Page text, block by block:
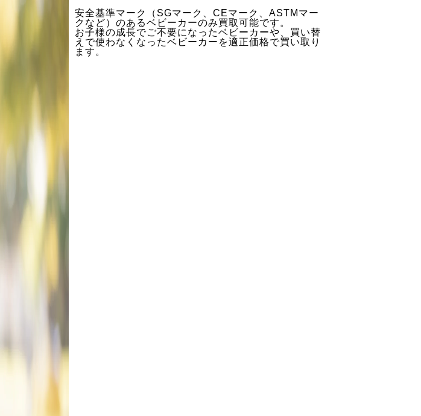
安全基準マーク（SGマーク、CEマーク、ASTMマー
クなど）のあるベビーカーのみ買取可能です。
お子様の成長でご不要になったベビーカーや、買い替
えで使わなくなったベビーカーを適正価格で買い取り
ます。